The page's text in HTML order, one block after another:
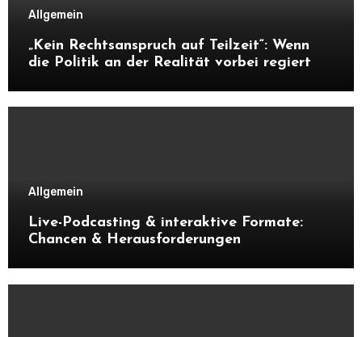
Allgemein
„Kein Rechtsanspruch auf Teilzeit“: Wenn
die Politik an der Realität vorbei regiert
Allgemein
Live-Podcasting & interaktive Formate:
Chancen & Herausforderungen